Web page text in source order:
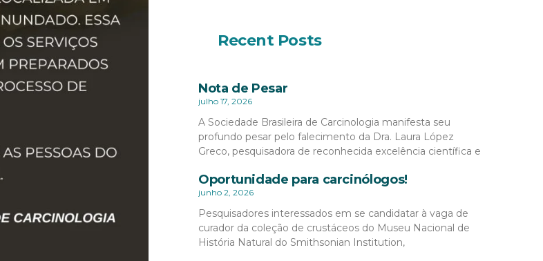
Recent Posts
Nota de Pesar
julho 17, 2026
A Sociedade Brasileira de Carcinologia manifesta seu
profundo pesar pelo falecimento da Dra. Laura López
Greco, pesquisadora de reconhecida excelência científica e
Oportunidade para carcinólogos!
junho 2, 2026
Pesquisadores interessados em se candidatar à vaga de
curador da coleção de crustáceos do Museu Nacional de
História Natural do Smithsonian Institution,